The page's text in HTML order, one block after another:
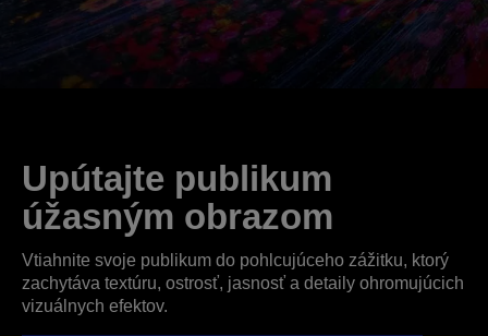
Upútajte publikum
úžasným obrazom
Vtiahnite svoje publikum do pohlcujúceho zážitku, ktorý
zachytáva textúru, ostrosť, jasnosť a detaily ohromujúcich
vizuálnych efektov.